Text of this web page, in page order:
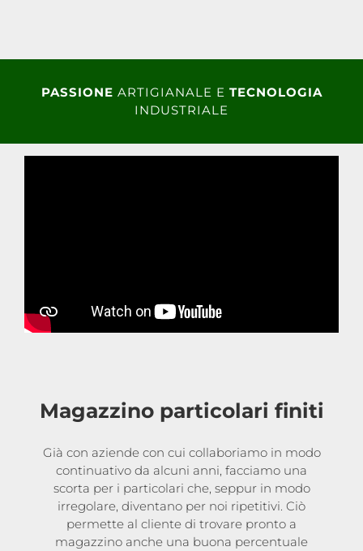
PASSIONE ARTIGIANALE E TECNOLOGIA
INDUSTRIALE
Magazzino particolari finiti
Già con aziende con cui collaboriamo in modo
continuativo da alcuni anni, facciamo una
scorta per i particolari che, seppur in modo
irregolare, diventano per noi ripetitivi. Ciò
permette al cliente di trovare pronto a
magazzino anche una buona percentuale